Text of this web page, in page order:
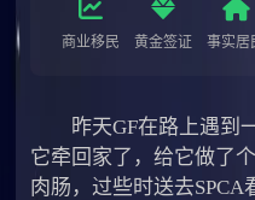
商业移民 黄金签证 事实居
昨天GF在路上遇到一
它牵回家了，给它做了
肉肠，过些时送去